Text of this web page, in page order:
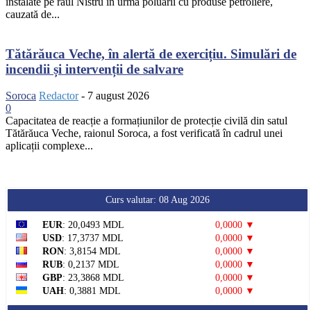
cauzată de...
Tătărăuca Veche, în alertă de exercițiu. Simulări de
incendii și intervenții de salvare
Soroca Redactor - 7 august 2026
0
Capacitatea de reacție a formațiunilor de protecție civilă din satul
Tătărăuca Veche, raionul Soroca, a fost verificată în cadrul unei
aplicații complexe...
Curs valutar: 08 Aug 2026
EUR: 20,0493 MDL
0,0000 ▼
USD: 17,3737 MDL
0,0000 ▼
RON: 3,8154 MDL
0,0000 ▼
RUB: 0,2137 MDL
0,0000 ▼
GBP: 23,3868 MDL
0,0000 ▼
UAH: 0,3881 MDL 0,0000 ▼